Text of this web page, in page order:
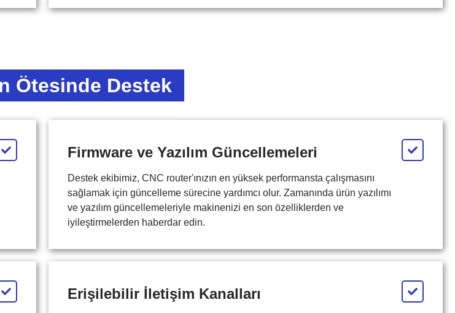
Ötesinde Destek
Firmware ve Yazılım Güncellemeleri
Destek ekibimiz, CNC router'ınızın en yüksek performansta çalışmasını
sağlamak için güncelleme sürecine yardımcı olur. Zamanında ürün yazılımı
ve yazılım güncellemeleriyle makinenizi en son özelliklerden ve
iyileştirmelerden haberdar edin.
Erişilebilir İletişim Kanalları